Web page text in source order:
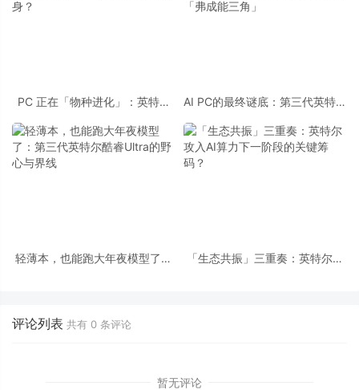
PC 正在「物种进化」：英特尔
身？
AI PC的最终谜底：第三代英特尔
成能三角」
轻薄本，也能跑大年夜模型了：
「生态共振」三重奏：英特尔攻
评论列表 共有 0 条评论
暂无评论